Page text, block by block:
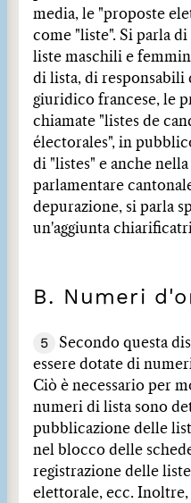
media, le "proposte
come "liste". Si parla
liste maschili e
di lista, di responsabili
giuridico francese, le
chiamate "listes de
électorales", in
di "listes" e anche
parlamentare
depurazione, si parla
un'aggiunta
B. Numeri
5
Secondo questa
essere dotate di
Ciò è necessario per
numeri di lista sono
pubblicazione delle
nel blocco delle
registrazione delle
elettorale, ecc.